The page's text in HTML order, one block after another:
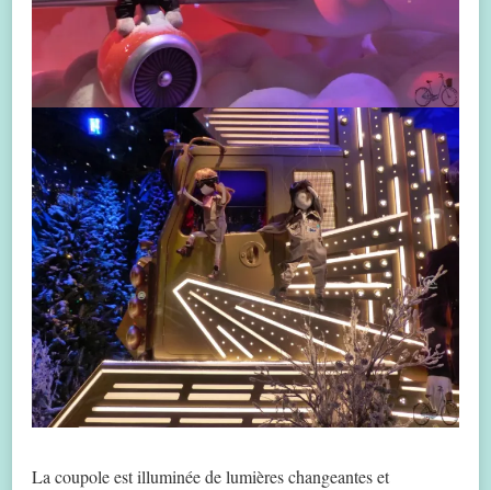
La coupole est illuminée de lumières changeantes et